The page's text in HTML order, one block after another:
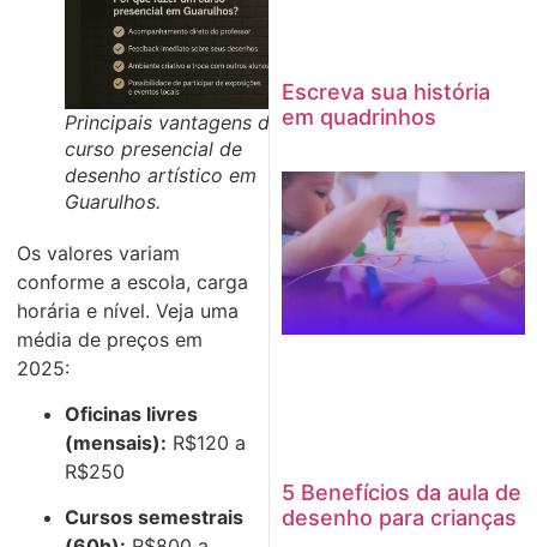
Principais vantagens do
curso presencial de
desenho artístico em
Guarulhos.
Os valores variam
conforme a escola, carga
horária e nível. Veja uma
média de preços em
2025:
Oficinas livres
(mensais): R$120 a
R$250
Cursos semestrais
Escreva sua história
em quadrinhos
5 Benefícios da aula de
desenho para crianças